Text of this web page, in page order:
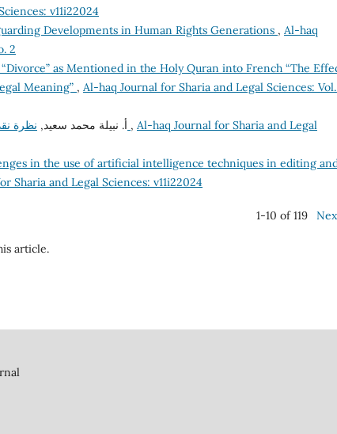
v11i22024
Developments in Human Rights Generations , Al-haq
2
as Mentioned in the Holy Quran into French “The
Meaning” , Al-haq Journal for Sharia and Legal Sciences: Vol.
أ. نبيلة محمد سعيد, , Al-haq Journal for Sharia and Legal
in the use of artificial intelligence techniques in editing
Sharia and Legal Sciences: v11i22024
1-10 of 119
article.